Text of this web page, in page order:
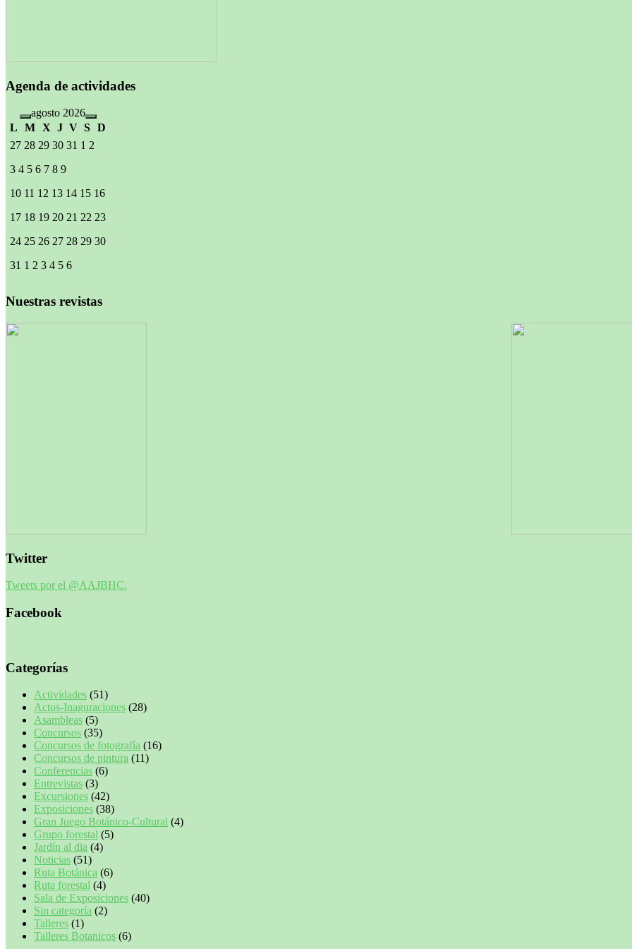
Agenda de actividades
agosto 2026
L
M X J V S D
27 28 29 30 31 1 2
3 4 5 6 7 8 9
10 11 12 13 14 15 16
17 18 19 20 21 22 23
24 25 26 27 28 29 30
31 1 2 3 4 5 6
Nuestras revistas
Twitter
Tweets por el @AAJBHC.
Facebook
Categorías
Actividades (51)
Actos-Inaguraciones (28)
Asambleas (5)
Concursos (35)
Concursos de fotografía (16)
Concursos de pintura (11)
Conferencias (6)
Entrevistas (3)
Excursiones (42)
Exposiciones (38)
Gran Juego Botánico-Cultural (4)
Grupo forestal (5)
Jardín al dia (4)
Noticias (51)
Ruta Botánica (6)
Ruta forestal (4)
Sala de Exposiciones (40)
Sin categoría (2)
Talleres (1)
Talleres Botanicos (6)